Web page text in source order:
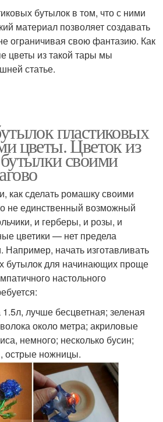
бутылок в том, что с ними
материал позволяет создавать
ограничивая свою фантазию. Как
цветы из такой тары мы
статье.
пластиковых
цветы. Цветок из
своими
как сделать ромашку своими
не единственный возможный
и герберы, и розы, и
цветики — нет предела
Например, начать изготавливать
бутылок для начинающих проще
настольного
лучше бесцветная; зеленая
около метра; акриловые
немного; несколько бусин;
острые ножницы.